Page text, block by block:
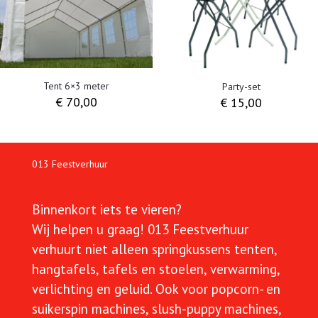
Tent 6×3 meter
€70,00
Party-set
€ 15,00
013 Feestverhuur
Binnenkort iets te vieren?
Wij helpen u graag! 013 Feestverhuur
verhuurt niet alleen springkussens tenten,
hangtafels, tafels en stoelen, verwarming,
verlichting en geluid. Ook voor popcorn- en
suikerspin machines, slush-puppy machines,